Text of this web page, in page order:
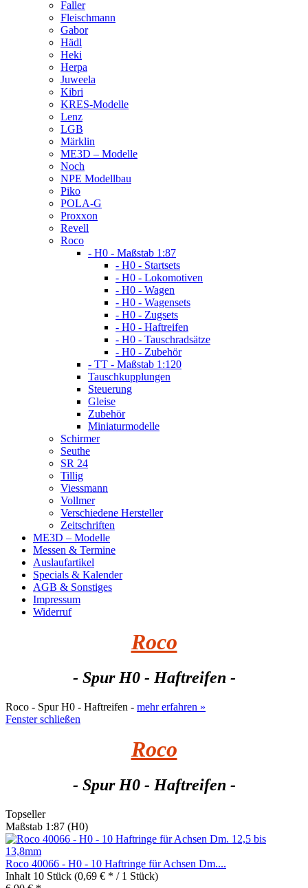
Faller
Fleischmann
Gabor
Hädl
Heki
Herpa
Juweela
Kibri
KRES-Modelle
Lenz
LGB
Märklin
ME3D – Modelle
Noch
NPE Modellbau
Piko
POLA-G
Proxxon
Revell
Roco
- H0 - Maßstab 1:87
- H0 - Startsets
- H0 - Lokomotiven
- H0 - Wagen
- H0 - Wagensets
- H0 - Zugsets
- H0 - Haftreifen
- H0 - Tauschradsätze
- H0 - Zubehör
- TT - Maßstab 1:120
Tauschkupplungen
Steuerung
Gleise
Zubehör
Miniaturmodelle
Schirmer
Seuthe
SR 24
Tillig
Viessmann
Vollmer
Verschiedene Hersteller
Zeitschriften
ME3D – Modelle
Messen & Termine
Auslaufartikel
Specials & Kalender
AGB & Sonstiges
Impressum
Widerruf
Roco
- Spur H0 - Haftreifen -
Roco - Spur H0 - Haftreifen - mehr erfahren »
Fenster schließen
Roco
- Spur H0 - Haftreifen -
Topseller
Maßstab 1:87 (H0)
Roco 40066 - H0 - 10 Haftringe für Achsen Dm....
Inhalt 10 Stück (0,69 € * / 1 Stück)